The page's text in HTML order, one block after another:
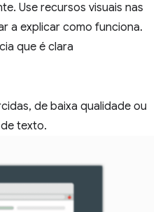
Use recursos visuais nas
a explicar como funciona.
de baixa qualidade ou
texto.